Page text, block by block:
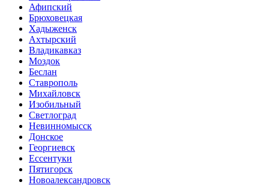
Афипский
Брюховецкая
Хадыженск
Ахтырский
Владикавказ
Моздок
Беслан
Ставрополь
Михайловск
Изобильный
Светлоград
Невинномысск
Донское
Георгиевск
Ессентуки
Пятигорск
Новоалександровск